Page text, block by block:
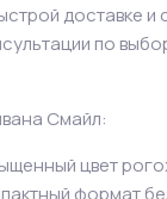
доставке и
по
Смайл:
цвет
формат